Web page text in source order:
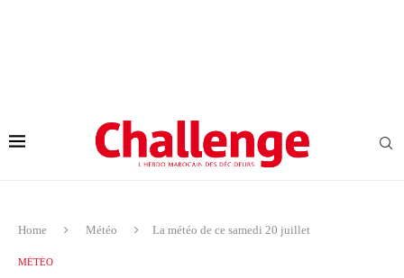
Home Météo La météo de ce samedi 20 juillet
MÉTÉO